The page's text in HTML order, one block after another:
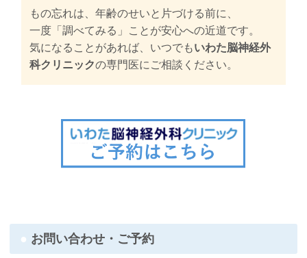
もの忘れは、年齢のせいと片づける前に、
一度「調べてみる」ことが安心への近道です。
気になることがあれば、いつでもいわた脳神経外
科クリニックの専門医にご相談ください。
お問い合わせ・ご予約